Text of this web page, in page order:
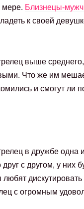
мере. Близнецы-
к своей
выше среднего,
Что же им
и смогут ли
в дружбе одна
с другом, у них
с огромным